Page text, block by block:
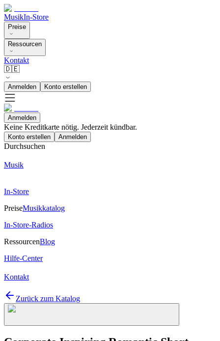
MusikIn-Store
Preise
Ressourcen
Kontakt
🇩🇪
Anmelden Konto erstellen
Anmelden
Keine Kreditkarte nötig. Jederzeit kündbar.
Konto erstellen Anmelden
Durchsuchen
Musik
In-Store
PreiseMusikkatalog
In-Store-Radios
RessourcenBlog
Hilfe-Center
Kontakt
Zurück zum Katalog